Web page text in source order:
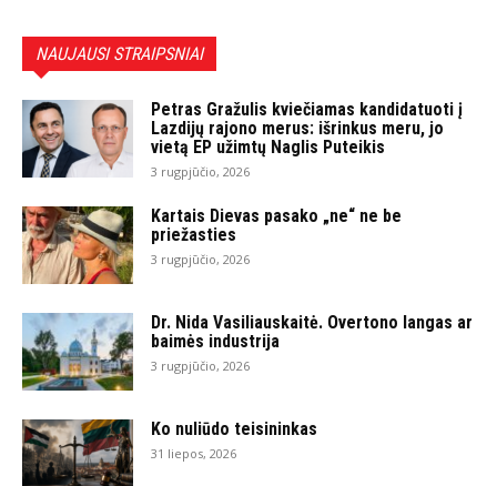
NAUJAUSI STRAIPSNIAI
Petras Gražulis kviečiamas kandidatuoti į
Lazdijų rajono merus: išrinkus meru, jo
vietą EP užimtų Naglis Puteikis
3 rugpjūčio, 2026
Kartais Dievas pasako „ne“ ne be
priežasties
3 rugpjūčio, 2026
Dr. Nida Vasiliauskaitė. Overtono langas ar
baimės industrija
3 rugpjūčio, 2026
Ko nuliūdo teisininkas
31 liepos, 2026